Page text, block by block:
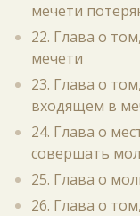
мечети
22. Глава о
мечети
23. Глава о
входящем в
24. Глава о
совершать
25. Глава о
26. Глава о